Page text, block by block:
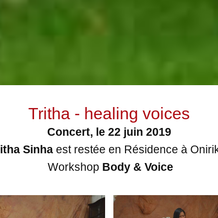
Tritha - healing voices
Concert, le 22 juin 2019
Sinhaest restée en Résidence à
Workshop Body & Voice